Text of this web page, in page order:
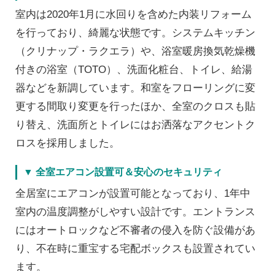
室内は2020年1月に水回りを含めた内装リフォーム
を行っており、綺麗な状態です。システムキッチン
（クリナップ・ラクエラ）や、浴室暖房換気乾燥機
付きの浴室（TOTO）、洗面化粧台、トイレ、給湯
器などを新調しています。和室をフローリングに変
更する間取り変更を行ったほか、全室のクロスも貼
り替え、洗面所とトイレにはお洒落なアクセントク
ロスを採用しました。
▼ 全室エアコン設置可＆安心のセキュリティ
全居室にエアコンが設置可能となっており、1年中
室内の温度調整がしやすい設計です。エントランス
にはオートロックなど不審者の侵入を防ぐ設備があ
り、不在時に重宝する宅配ボックスも設置されてい
ます。